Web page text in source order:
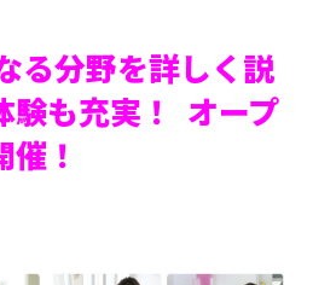
る分野を詳しく説
も充実！ オープ
！